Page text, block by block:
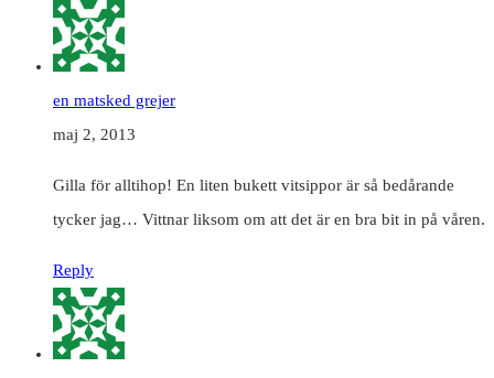
en matsked grejer
maj 2, 2013
Gilla för alltihop! En liten bukett vitsippor är så bedårande
tycker jag… Vittnar liksom om att det är en bra bit in på våren.
Reply